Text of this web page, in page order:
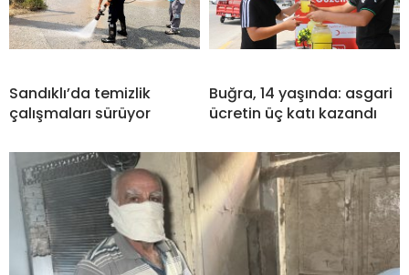
Sandıklı’da temizlik
çalışmaları sürüyor
Buğra, 14 yaşında: asgari
ücretin üç katı kazandı